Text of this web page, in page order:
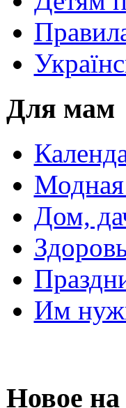
Для мам
Модная
Дом,
Им
Новое на